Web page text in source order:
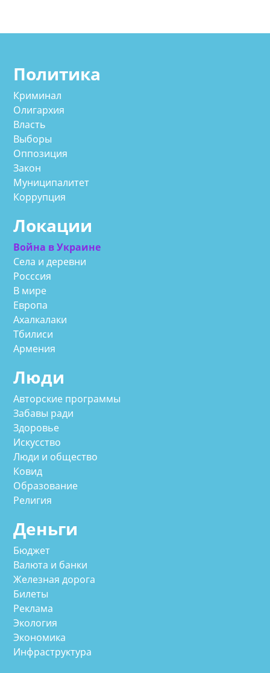
Политика
Криминал
Олигархия
Власть
Выборы
Оппозиция
Закон
Муниципалитет
Коррупция
Локации
Война в Украине
Села и деревни
Росссия
В мире
Европа
Ахалкалаки
Тбилиси
Армения
Люди
Авторские программы
Забавы ради
Здоровье
Искусство
Люди и общество
Ковид
Образование
Религия
Деньги
Бюджет
Валюта и банки
Железная дорога
Билеты
Реклама
Экология
Экономика
Инфраструктура